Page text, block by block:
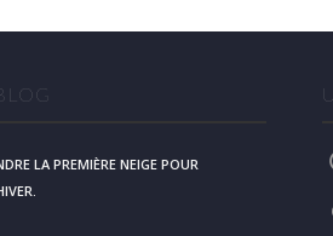
LA PREMIÈRE NEIGE POUR